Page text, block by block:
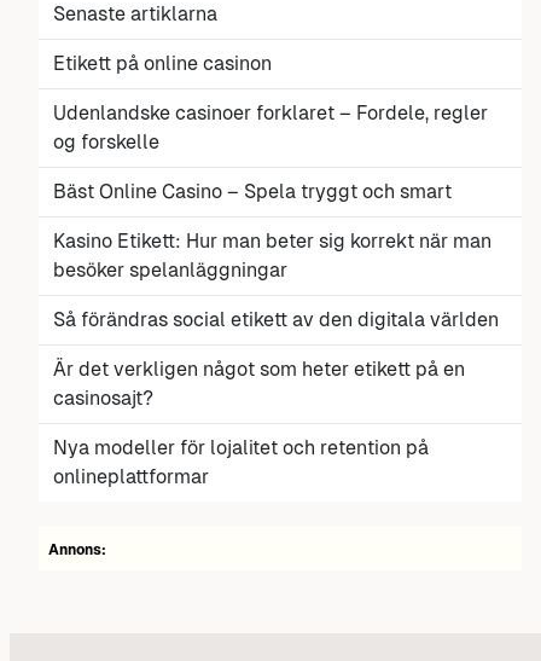
Senaste artiklarna
Etikett på online casinon
Udenlandske casinoer forklaret – Fordele, regler
og forskelle
Bäst Online Casino – Spela tryggt och smart
Kasino Etikett: Hur man beter sig korrekt när man
besöker spelanläggningar
Så förändras social etikett av den digitala världen
Är det verkligen något som heter etikett på en
casinosajt?
Nya modeller för lojalitet och retention på
onlineplattformar
Annons: